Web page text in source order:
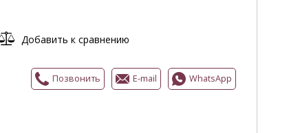
Добавить к сравнению
Позвонить E-mail WhatsApp